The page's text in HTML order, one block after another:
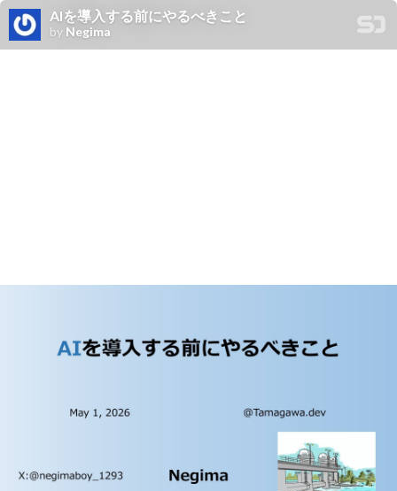
AIを導入する前にやるべきこと
by Negima